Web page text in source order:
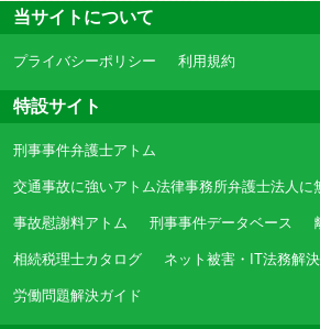
当サイトについて
プライバシーポリシー 利用規約
特設サイト
刑事事件弁護士アトム
交通事故に強いアトム法律事務所弁護士法人に
事故慰謝料アトム 刑事事件データベース
相続税理士カタログ ネット被害・IT法務解
労働問題解決ガイド